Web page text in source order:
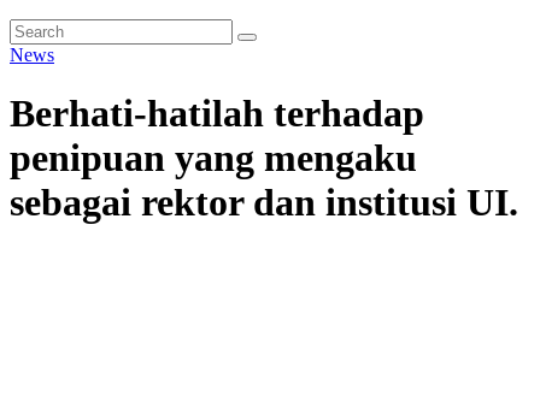
News
Berhati-hatilah terhadap
penipuan yang mengaku
sebagai rektor dan institusi UI.